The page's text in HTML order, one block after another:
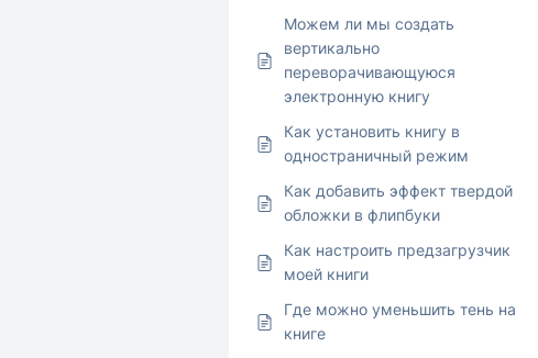
Можем ли мы создать
вертикально
переворачивающуюся
электронную книгу
Как установить книгу в
одностраничный режим
Как добавить эффект твердой
обложки в флипбуки
Как настроить предзагрузчик
моей книги
Где можно уменьшить тень на
книге